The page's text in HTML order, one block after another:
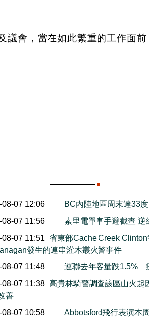
會，當在如此繁重的工作面
08-07 12:06
BC內陸地區周末達33度
08-07 11:56
素里電單車手避截查 逆
08-07 11:51
省東部Cache Creek
發生的連串灌木叢火警事件
08-07 11:48
運聯去年客量跌1.5%
08-07 11:38
高貴林騎警調查該區山火起
善
08-07 10:58
Abbotsford飛行表演